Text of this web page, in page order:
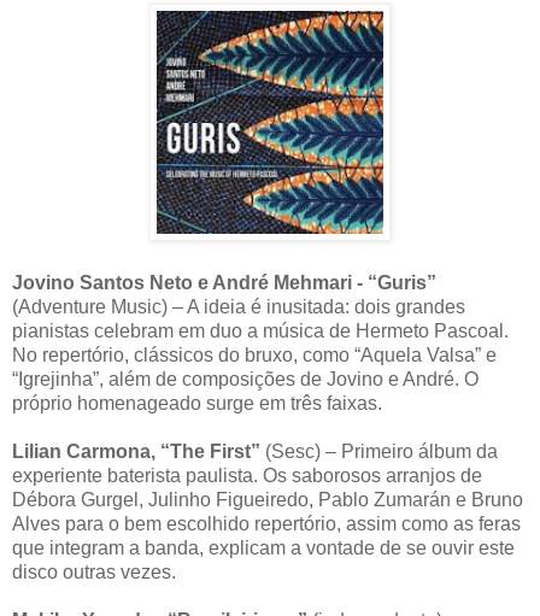
Jovino Santos Neto e André Mehmari - “Guris”
(Adventure Music) – A ideia é inusitada: dois grandes
pianistas celebram em duo a música de Hermeto Pascoal.
No repertório, clássicos do bruxo, como “Aquela Valsa” e
“Igrejinha”, além de composições de Jovino e André. O
próprio homenageado surge em três faixas.
Lilian Carmona, “The First” (Sesc) – Primeiro álbum da
experiente baterista paulista. Os saborosos arranjos de
Débora Gurgel, Julinho Figueiredo, Pablo Zumarán e Bruno
Alves para o bem escolhido repertório, assim como as feras
que integram a banda, explicam a vontade de se ouvir este
disco outras vezes.